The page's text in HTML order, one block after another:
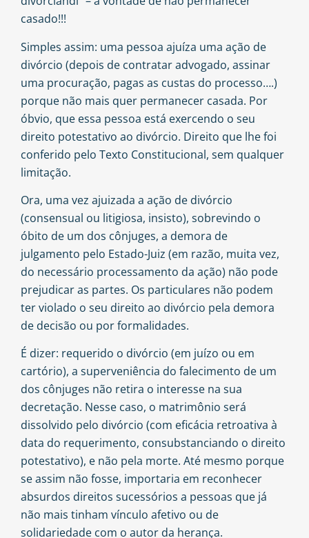
casado!!!
Simples assim: uma pessoa ajuíza uma ação de
divórcio (depois de contratar advogado, assinar
uma procuração, pagas as custas do processo….)
porque não mais quer permanecer casada. Por
óbvio, que essa pessoa está exercendo o seu
direito potestativo ao divórcio. Direito que lhe foi
conferido pelo Texto Constitucional, sem qualquer
limitação.
Ora, uma vez ajuizada a ação de divórcio
(consensual ou litigiosa, insisto), sobrevindo o
óbito de um dos cônjuges, a demora de
julgamento pelo Estado-Juiz (em razão, muita vez,
do necessário processamento da ação) não pode
prejudicar as partes. Os particulares não podem
ter violado o seu direito ao divórcio pela demora
de decisão ou por formalidades.
É dizer: requerido o divórcio (em juízo ou em
cartório), a superveniência do falecimento de um
dos cônjuges não retira o interesse na sua
decretação. Nesse caso, o matrimônio será
dissolvido pelo divórcio (com eficácia retroativa à
data do requerimento, consubstanciando o direito
potestativo), e não pela morte. Até mesmo porque
se assim não fosse, importaria em reconhecer
absurdos direitos sucessórios a pessoas que já
não mais tinham vínculo afetivo ou de
solidariedade com o autor da herança.